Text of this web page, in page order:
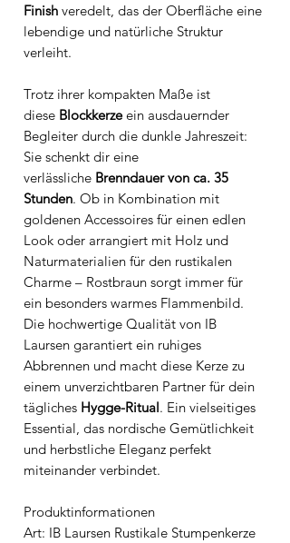
Finish veredelt, das der Oberfläche eine
lebendige und natürliche Struktur
verleiht.
Trotz ihrer kompakten Maße ist
diese Blockkerzeein ausdauernder
Begleiter durch die dunkle Jahreszeit:
Sie schenkt dir eine
verlässliche Brenndauer von ca. 35
Stunden. Ob in Kombination mit
goldenen Accessoires für einen edlen
Look oder arrangiert mit Holz und
Naturmaterialien für den rustikalen
Charme – Rostbraun sorgt immer für
ein besonders warmes Flammenbild.
Die hochwertige Qualität von IB
Laursen garantiert ein ruhiges
Abbrennen und macht diese Kerze zu
einem unverzichtbaren Partner für dein
tägliches Hygge-Ritual. Ein vielseitiges
Essential, das nordische Gemütlichkeit
und herbstliche Eleganz perfekt
miteinander verbindet.
Produktinformationen
Art: IB Laursen Rustikale Stumpenkerze